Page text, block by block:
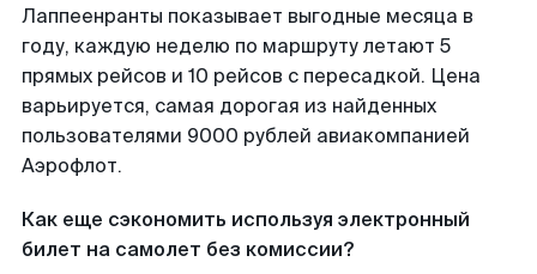
Лаппеенранты показывает выгодные месяца в
году, каждую неделю по маршруту летают 5
прямых рейсов и 10 рейсов с пересадкой. Цена
варьируется, самая дорогая из найденных
пользователями 9000 рублей авиакомпанией
Аэрофлот.
Как еще сэкономить используя электронный
билет на самолет без комиссии?